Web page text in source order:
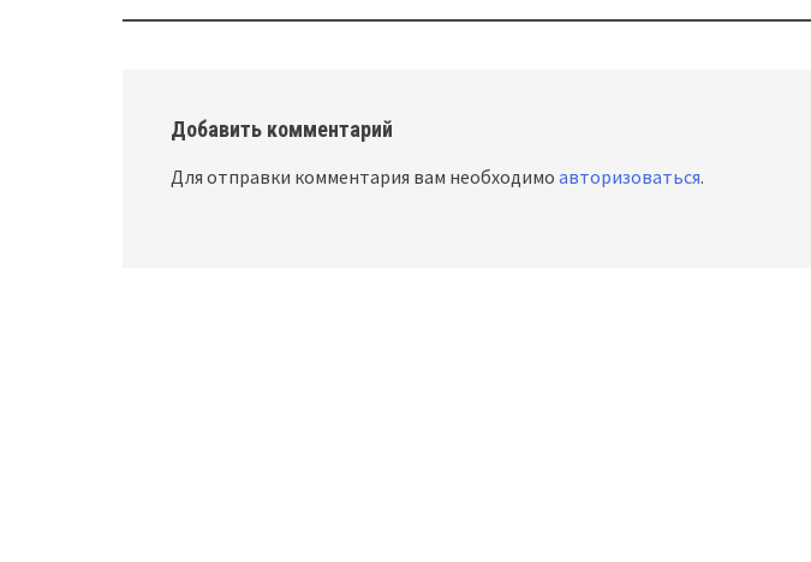
navigation
Добавить комментарий
Для отправки комментария вам необходимо авторизоваться.